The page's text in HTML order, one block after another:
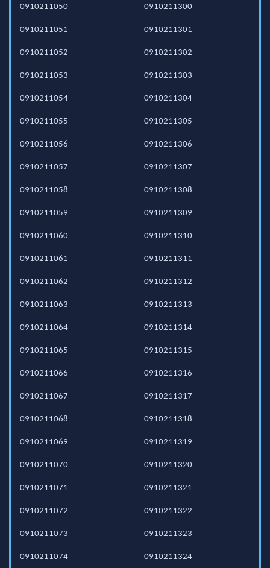
0910211050
0910211051
0910211052
0910211053
0910211054
0910211055
0910211056
0910211057
0910211058
0910211059
0910211060
0910211061
0910211062
0910211063
0910211064
0910211065
0910211066
0910211067
0910211068
0910211069
0910211070
0910211071
0910211072
0910211073
0910211074
0910211300
0910211301
0910211302
0910211303
0910211304
0910211305
0910211306
0910211307
0910211308
0910211309
0910211310
0910211311
0910211312
0910211313
0910211314
0910211315
0910211316
0910211317
0910211318
0910211319
0910211320
0910211321
0910211322
0910211323
0910211324